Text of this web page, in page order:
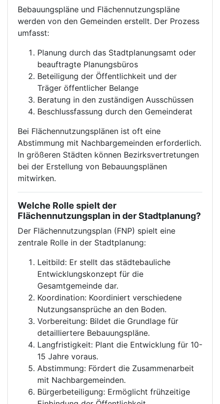
Bebauungspläne und Flächennutzungspläne
werden von den Gemeinden erstellt. Der Prozess
umfasst:
Planung durch das Stadtplanungsamt oder
beauftragte Planungsbüros
Beteiligung der Öffentlichkeit und der
Träger öffentlicher Belange
Beratung in den zuständigen Ausschüssen
Beschlussfassung durch den Gemeinderat
Bei Flächennutzungsplänen ist oft eine
Abstimmung mit Nachbargemeinden erforderlich.
In größeren Städten können Bezirksvertretungen
bei der Erstellung von Bebauungsplänen
mitwirken.
Welche Rolle spielt der
Flächennutzungsplan in der Stadtplanung?
Der Flächennutzungsplan (FNP) spielt eine
zentrale Rolle in der Stadtplanung:
Leitbild: Er stellt das städtebauliche
Entwicklungskonzept für die
Gesamtgemeinde dar.
Koordination: Koordiniert verschiedene
Nutzungsansprüche an den Boden.
Vorbereitung: Bildet die Grundlage für
detailliertere Bebauungspläne.
Langfristigkeit: Plant die Entwicklung für 10-
15 Jahre voraus.
Abstimmung: Fördert die Zusammenarbeit
mit Nachbargemeinden.
Bürgerbeteiligung: Ermöglicht frühzeitige